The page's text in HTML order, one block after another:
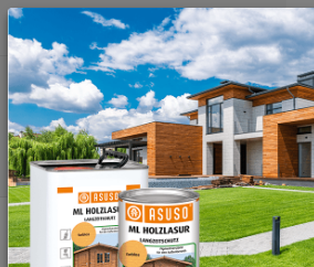
+420 377 441 961
Úvod OSMO - přírodní oleje Na dřevo ven
019 Terasový olej Šedý 0,125 l